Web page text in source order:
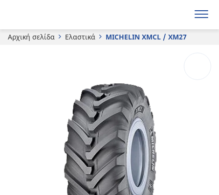
Αρχική σελίδα Ελαστικά MICHELIN XMCL / XM27